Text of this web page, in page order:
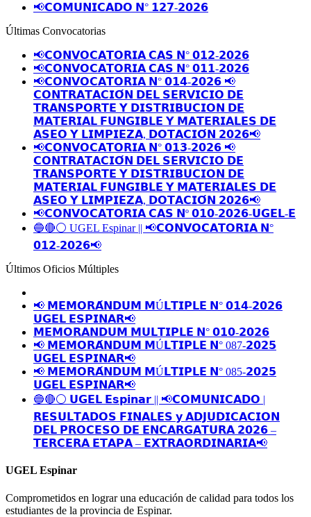
📢𝗖𝗢𝗠𝗨𝗡𝗜𝗖𝗔𝗗𝗢 𝗡° 𝟭𝟮𝟳-𝟮𝟬𝟮𝟲
Últimas Convocatorias
📢𝗖𝗢𝗡𝗩𝗢𝗖𝗔𝗧𝗢𝗥𝗜𝗔 𝗖𝗔𝗦 𝗡° 𝟬𝟭𝟮-𝟮𝟬𝟮𝟲
📢𝗖𝗢𝗡𝗩𝗢𝗖𝗔𝗧𝗢𝗥𝗜𝗔 𝗖𝗔𝗦 𝗡° 𝟬𝟭𝟭-𝟮𝟬𝟮𝟲
📢𝗖𝗢𝗡𝗩𝗢𝗖𝗔𝗧𝗢𝗥𝗜𝗔 𝗡° 𝟬𝟭𝟰-𝟮𝟬𝟮𝟲 📢
𝗖𝗢𝗡𝗧𝗥𝗔𝗧𝗔𝗖𝗜𝗢́𝗡 𝗗𝗘𝗟 𝗦𝗘𝗥𝗩𝗜𝗖𝗜𝗢 𝗗𝗘
𝗧𝗥𝗔𝗡𝗦𝗣𝗢𝗥𝗧𝗘 𝗬 𝗗𝗜𝗦𝗧𝗥𝗜𝗕𝗨𝗖𝗜𝗢𝗡 𝗗𝗘
𝗠𝗔𝗧𝗘𝗥𝗜𝗔𝗟 𝗙𝗨𝗡𝗚𝗜𝗕𝗟𝗘 𝗬 𝗠𝗔𝗧𝗘𝗥𝗜𝗔𝗟𝗘𝗦 𝗗𝗘
𝗔𝗦𝗘𝗢 𝗬 𝗟𝗜𝗠𝗣𝗜𝗘𝗭𝗔, 𝗗𝗢𝗧𝗔𝗖𝗜𝗢́𝗡 𝟮𝟬𝟮𝟲📢
📢𝗖𝗢𝗡𝗩𝗢𝗖𝗔𝗧𝗢𝗥𝗜𝗔 𝗡° 𝟬𝟭𝟯-𝟮𝟬𝟮𝟲 📢
𝗖𝗢𝗡𝗧𝗥𝗔𝗧𝗔𝗖𝗜𝗢́𝗡 𝗗𝗘𝗟 𝗦𝗘𝗥𝗩𝗜𝗖𝗜𝗢 𝗗𝗘
𝗧𝗥𝗔𝗡𝗦𝗣𝗢𝗥𝗧𝗘 𝗬 𝗗𝗜𝗦𝗧𝗥𝗜𝗕𝗨𝗖𝗜𝗢𝗡 𝗗𝗘
𝗠𝗔𝗧𝗘𝗥𝗜𝗔𝗟 𝗙𝗨𝗡𝗚𝗜𝗕𝗟𝗘 𝗬 𝗠𝗔𝗧𝗘𝗥𝗜𝗔𝗟𝗘𝗦 𝗗𝗘
𝗔𝗦𝗘𝗢 𝗬 𝗟𝗜𝗠𝗣𝗜𝗘𝗭𝗔, 𝗗𝗢𝗧𝗔𝗖𝗜𝗢́𝗡 𝟮𝟬𝟮𝟲📢
📢𝗖𝗢𝗡𝗩𝗢𝗖𝗔𝗧𝗢𝗥𝗜𝗔 𝗖𝗔𝗦 𝗡º 𝟬𝟭𝟬-𝟮𝟬𝟮𝟲-𝗨𝗚𝗘𝗟-𝗘
🔵🔴⚪️ UGEL Espinar || 📢𝗖𝗢𝗡𝗩𝗢𝗖𝗔𝗧𝗢𝗥𝗜𝗔 𝗡°
𝟬𝟭𝟮-𝟮𝟬𝟮𝟲📢
Últimos Oficios Múltiples
📢 𝗠𝗘𝗠𝗢𝗥𝗔́𝗡𝗗𝗨𝗠 𝗠Ú𝗟𝗧𝗜𝗣𝗟𝗘 𝗡° 𝟬𝟭𝟰-𝟮𝟬𝟮𝟲
𝗨𝗚𝗘𝗟 𝗘𝗦𝗣𝗜𝗡𝗔𝗥📢
𝗠𝗘𝗠𝗢𝗥𝗔𝗡𝗗𝗨𝗠 𝗠𝗨𝗟𝗧𝗜𝗣𝗟𝗘 𝗡° 𝟬𝟭𝟬-𝟮𝟬𝟮𝟲
📢 𝗠𝗘𝗠𝗢𝗥𝗔́𝗡𝗗𝗨𝗠 𝗠Ú𝗟𝗧𝗜𝗣𝗟𝗘 𝗡° 087-𝟮𝟬𝟮𝟱
𝗨𝗚𝗘𝗟 𝗘𝗦𝗣𝗜𝗡𝗔𝗥📢
📢 𝗠𝗘𝗠𝗢𝗥𝗔́𝗡𝗗𝗨𝗠 𝗠Ú𝗟𝗧𝗜𝗣𝗟𝗘 𝗡° 085-𝟮𝟬𝟮𝟱
𝗨𝗚𝗘𝗟 𝗘𝗦𝗣𝗜𝗡𝗔𝗥📢
🔵🔴⚪️ 𝗨𝗚𝗘𝗟 𝗘𝘀𝗽𝗶𝗻𝗮𝗿 || 📢𝗖𝗢𝗠𝗨𝗡𝗜𝗖𝗔𝗗𝗢 |
𝗥𝗘𝗦𝗨𝗟𝗧𝗔𝗗𝗢𝗦 𝗙𝗜𝗡𝗔𝗟𝗘𝗦 𝘆 𝗔𝗗𝗝𝗨𝗗𝗜𝗖𝗔𝗖𝗜𝗢𝗡
𝗗𝗘𝗟 𝗣𝗥𝗢𝗖𝗘𝗦𝗢 𝗗𝗘 𝗘𝗡𝗖𝗔𝗥𝗚𝗔𝗧𝗨𝗥𝗔 𝟮𝟬𝟮𝟲 –
𝗧𝗘𝗥𝗖𝗘𝗥𝗔 𝗘𝗧𝗔𝗣𝗔 – 𝗘𝗫𝗧𝗥𝗔𝗢𝗥𝗗𝗜𝗡𝗔𝗥𝗜𝗔📢
UGEL Espinar
Comprometidos en lograr una educación de calidad para todos los
estudiantes de la provincia de Espinar.